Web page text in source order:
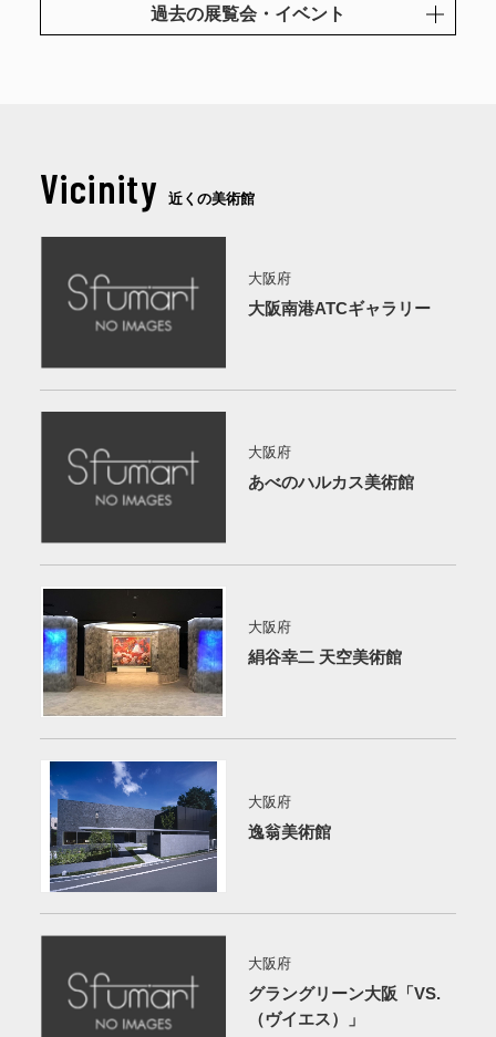
過去の展覧会・イベント
Vicinity 近くの美術館
大阪府
大阪南港ATCギャラリー
大阪府
あべのハルカス美術館
大阪府
絹谷幸二 天空美術館
大阪府
逸翁美術館
大阪府
グラングリーン大阪「VS.
（ヴイエス）」